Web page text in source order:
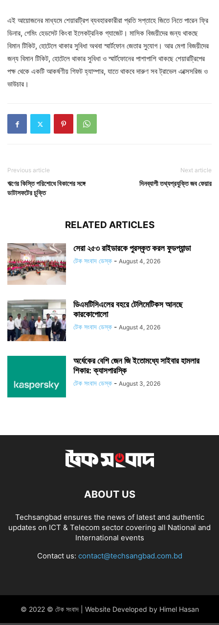
এই আয়োজনের মাধ্যমে শেয়ারট্রিপ ব্যবহারকারীরা প্রতি সপ্তাহে জিতে নিতে পারেন ফ্রি
ডিনার, গেমিং হেডসেট কিংবা ইলেকট্রনিক গ্যাজেট। মাসিক বিজয়ীদের জন্য থাকছে
বিমান টিকিট, হোটেলে থাকার সুবিধা অথবা স্মার্টফোন জেতার সুযোগ। আর মেগা বিজয়ীদের
জন্য বিমান টিকিট, হোটেলে থাকার সুবিধা ও স্মার্টফোনের পাশাপাশি থাকছে শেয়ারট্রিপের
পক্ষ থেকে একটি আকর্ষণীয় গিফট হ্যাম্পার, যাতে থাকবে দারুণ সব ট্রাভেল এক্সেসরিজ ও
ভাউচার।
Previous article
ঋণের কিস্তি পরিশোধে বিকাশের সঙ্গে
ডাটাসফটের চুক্তি
Next article
দিনব্যাপী তথ্যপ্রযুক্তি জব ফেয়ার
RELATED ARTICLES
সেরা ২৫৩ রাইডারকে পুরস্কৃত করল ফুডপ্যান্ডা
টেক সংবাদ ডেস্ক - August 4, 2026
ডিএমটিসিএলের বহরে টেলিমেটিকস আনছে
কারকোপোলো
টেক সংবাদ ডেস্ক - August 4, 2026
অর্ধেকের বেশি জেন জি ইতোমধ্যে সাইবার হামলার
শিকার: ক্যাসপারস্কি
টেক সংবাদ ডেস্ক - August 3, 2026
ABOUT US
Techsangbad ensures the news of latest and authentic
updates on ICT & Telecom sector covering all National and
International events
Contact us: contact@techsangbad.com.bd
© 2022 © টেক সংবাদ | Website Developed by Himel Hasan